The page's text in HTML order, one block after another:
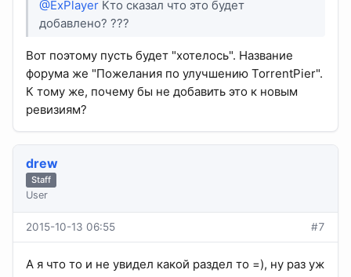
@ExPlayer Кто сказал что это будет
добавлено? ???
Вот поэтому пусть будет "хотелось". Название
форума же "Пожелания по улучшению TorrentPier".
К тому же, почему бы не добавить это к новым
ревизиям?
drew
Staff
User
2015-10-13 06:55 #7
А я что то и не увидел какой раздел то =), ну раз уж